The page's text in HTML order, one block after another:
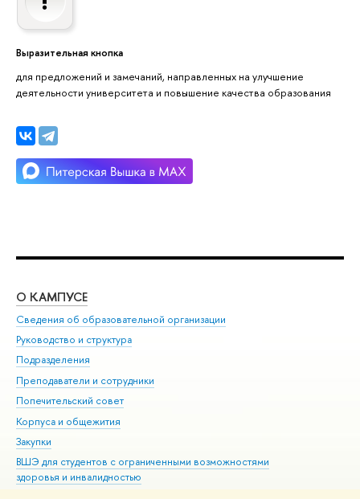
Выразительная кнопка
для предложений и замечаний, направленных на улучшение
деятельности университета и повышение качества образования
О КАМПУСЕ
Сведения об образовательной организации
Руководство и структура
Подразделения
Преподаватели и сотрудники
Попечительский совет
Корпуса и общежития
Закупки
ВШЭ для студентов с ограниченными возможностями
здоровья и инвалидностью